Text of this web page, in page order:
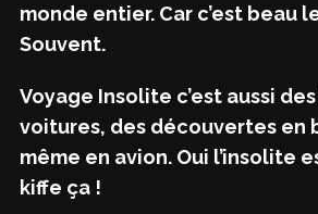
monde entier. Car c’est beau
Souvent.
Voyage Insolite c’est aussi
voitures, des découvertes en
même en avion. Oui l’insolite
kiffe ça !